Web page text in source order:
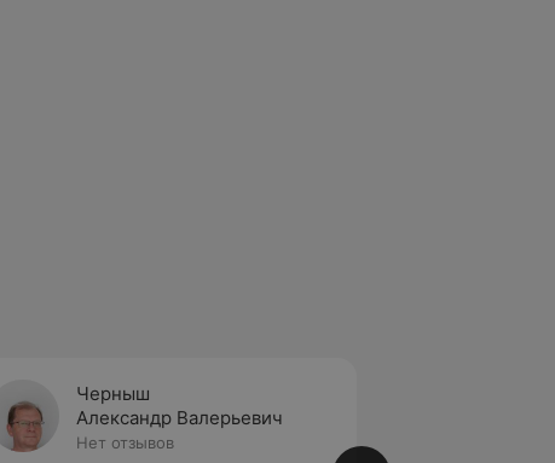
Черныш
Александр Валерьевич
Нет отзывов